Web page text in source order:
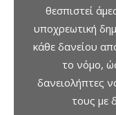
θεσπιστεί
υποχρεωτική
κάθε δανείου
το νόμο,
δανειολήπτες
τους με